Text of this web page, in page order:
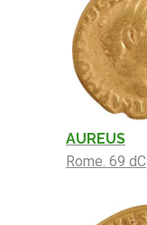
AUREUS
Rome. 69 dC